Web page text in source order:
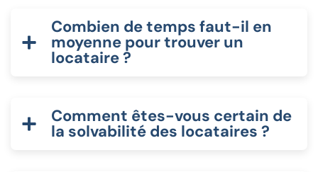
Combien de temps faut-il en
moyenne pour trouver un
locataire ?
Comment êtes-vous certain de
la solvabilité des locataires ?